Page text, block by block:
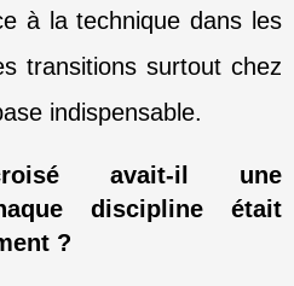
à la technique dans les
transitions surtout chez
indispensable.
croisé avait-il une
discipline était
?